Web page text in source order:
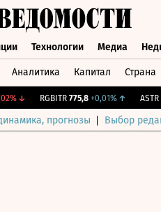
Технологии Медиа
Аналитика Капитал Страна
↓ RGBITR 775,8 +0,01%↑ ASTR
прогнозы Выбор